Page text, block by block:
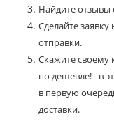
Найдите
Сделайте заявку
отправки.
Скажите своему
по дешевле! - в
в первую
доставки.